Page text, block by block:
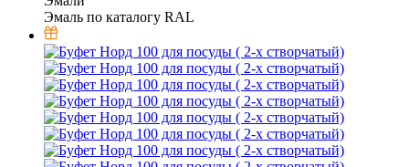
Эмаль по каталогу RAL